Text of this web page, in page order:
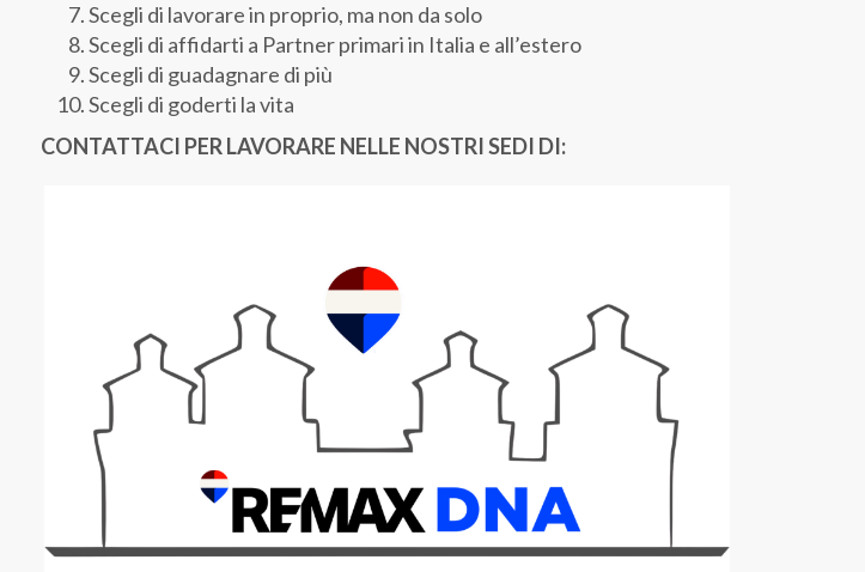
Scegli di lavorare in proprio, ma non da solo
Scegli di affidarti a Partner primari in Italia e all’estero
Scegli di guadagnare di più
Scegli di goderti la vita
CONTATTACI PER LAVORARE NELLE NOSTRI SEDI DI: